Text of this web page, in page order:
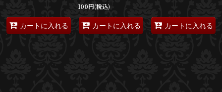
カートに入れる
100円(税込)
カートに入れる カートに入れる